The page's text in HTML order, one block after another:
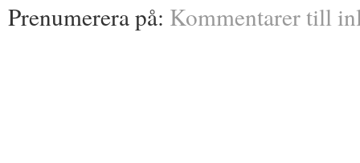
Prenumerera på: Kommentarer till